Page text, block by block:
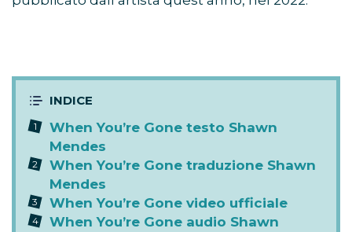
When You’re Gone testo Shawn
Mendes
When You’re Gone traduzione Shawn
Mendes
When You’re Gone video ufficiale
When You’re Gone audio Shawn